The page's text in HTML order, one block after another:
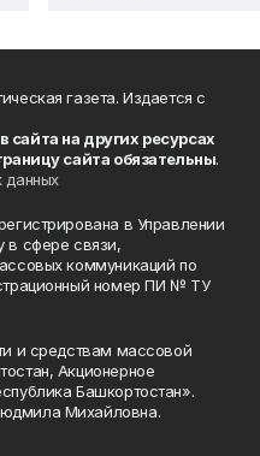
газета. Издается с
сайта на других ресурсах
сайта обязательны.
данных
в Управлении
в сфере связи,
коммуникаций по
номер ПИ № ТУ
и средствам массовой
Акционерное
Башкортостан».
Михайловна.